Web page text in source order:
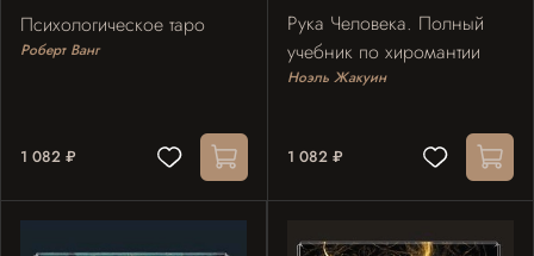
Психологическое таро
Роберт Ванг
1 082 ₽
Рука Человека. Полный
учебник по хиромантии
Ноэль Жакуин
1 082 ₽